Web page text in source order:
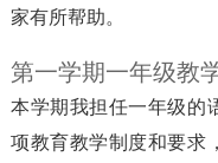
家有所帮助。
第一学期一年级教
本学期我担任一年级的
项教育教学制度和要求